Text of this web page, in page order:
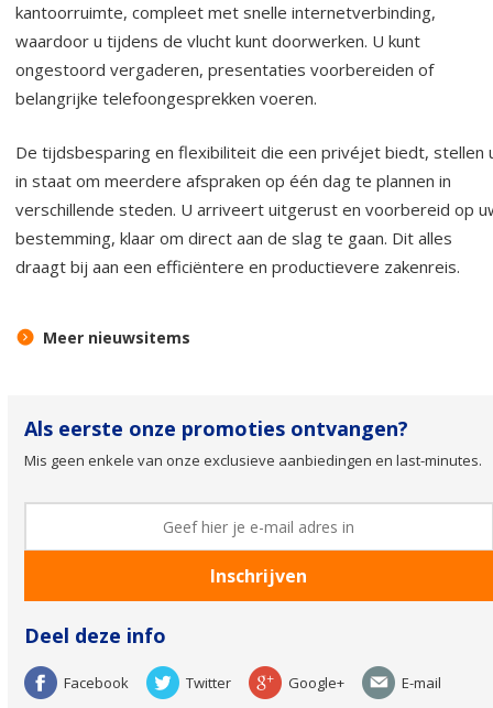
kantoorruimte, compleet met snelle internetverbinding,
waardoor u tijdens de vlucht kunt doorwerken. U kunt
ongestoord vergaderen, presentaties voorbereiden of
belangrijke telefoongesprekken voeren.
De tijdsbesparing en flexibiliteit die een privéjet biedt, stellen
in staat om meerdere afspraken op één dag te plannen in
verschillende steden. U arriveert uitgerust en voorbereid op
bestemming, klaar om direct aan de slag te gaan. Dit alles
draagt bij aan een efficiëntere en productievere zakenreis.
Meer nieuwsitems
Als eerste onze promoties ontvangen?
Mis geen enkele van onze exclusieve aanbiedingen en last-minutes.
Deel deze info
Facebook Twitter Google+ E-mail